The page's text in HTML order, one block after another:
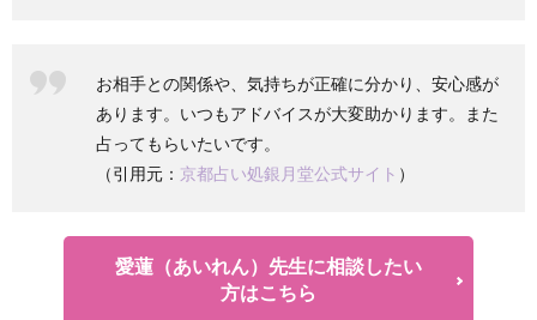
お相手との関係や、気持ちが正確に分かり、安心感が
あります。いつもアドバイスが大変助かります。また
占ってもらいたいです。
（引用元： 京都占い処銀月堂公式サイト ）
愛蓮（あいれん）先生に相談したい
方はこちら